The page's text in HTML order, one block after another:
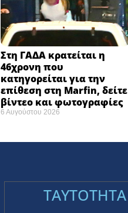
Στη ΓΑΔΑ κρατείται η
46χρονη που
κατηγορείται για την
επίθεση στη Marfin, δείτε
βίντεο και φωτογραφίες
6 Αυγούστου 2026
TAYTOTHTA